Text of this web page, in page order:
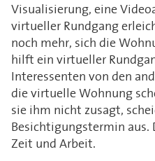
Visualisierung, eine
virtueller Rundgang
noch mehr, sich die
hilft ein virtueller
Interessenten von den
die virtuelle Wohnung
sie ihm nicht zusagt,
Besichtigungstermin aus.
Zeit und Arbeit.